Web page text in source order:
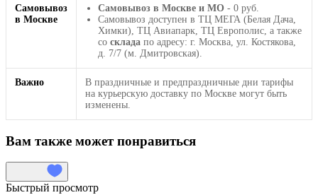
Самовывоз
в Москве
Самовывоз в Москве и МО - 0 руб.
Самовывоз доступен в ТЦ МЕГА (Белая Дача,
Химки), ТЦ Авиапарк, ТЦ Европолис, а также
со склада по адресу: г. Москва, ул. Костякова,
д. 7/7 (м. Дмитровская).
Важно
В праздничные и предпраздничные дни тарифы
на курьерскую доставку по Москве могут быть
изменены.
Вам также может понравиться
Быстрый просмотр